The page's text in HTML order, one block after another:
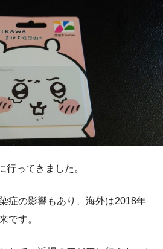
行ってきました。
症の影響もあり、海外は2018年
です。